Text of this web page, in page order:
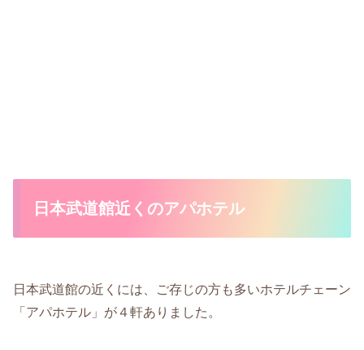
日本武道館近くのアパホテル
日本武道館の近くには、ご存じの方も多いホテルチェーン
「アパホテル」が４軒ありました。